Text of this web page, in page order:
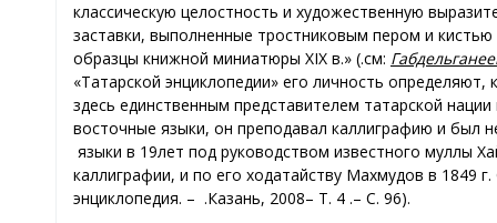
классическую целостность и художественную
заставки, выполненные тростниковым пером и
образцы книжной миниатюры XIX в.» (см.:
«Татарской энциклопедии» его личность определяют,
здесь единственным представителем татарской
восточные языки, он преподавал каллиграфию и был
языки в 19лет под руководством известного муллы
каллиграфии, и по его ходатайству Махмудов в 1849
энциклопедия. –
Казань, 2008.– Т. 4 .– С. 96).